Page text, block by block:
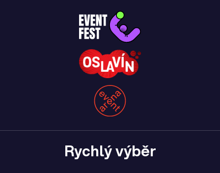
Rychlý výběr